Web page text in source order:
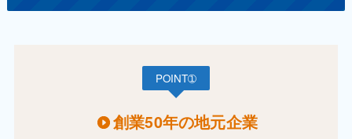
POINT➀
創業50年の地元企業